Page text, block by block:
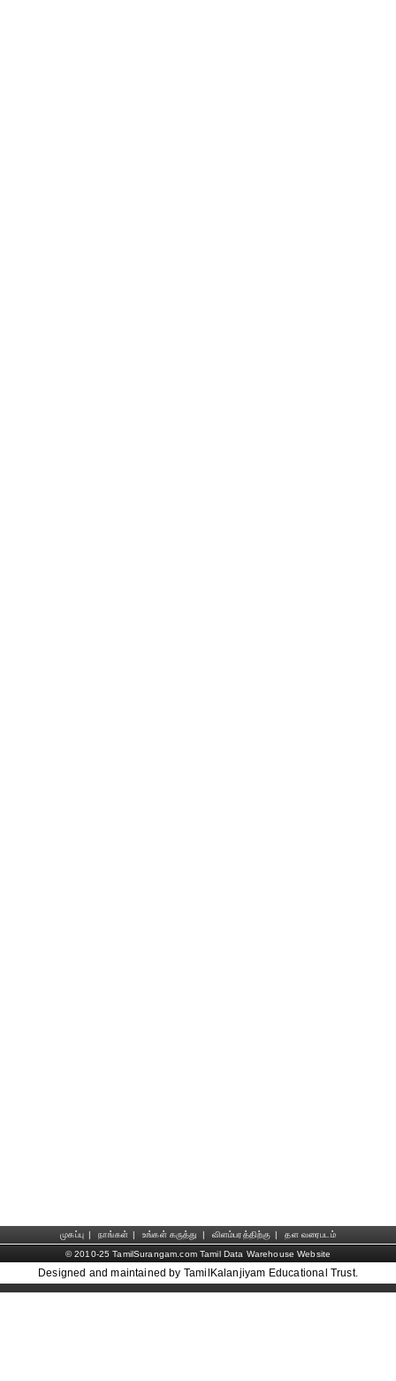
முகப்பு | நாங்கள் | உங்கள் கருத்து | விளம்பரத்திற்கு |
தள வரைபடம்
© 2010-25 TamilSurangam.com Tamil Data Warehouse Website
Designed and maintained by TamilKalanjiyam Educational Trust.